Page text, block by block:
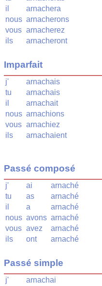
il
arnachera
nous arnacherons
vous arnacherez
ils
arnacheront
Imparfait
j'
arnachais
tu
arnachais
il
arnachait
nous arnachions
vous arnachiez
ils
arnachaient
Passé composé
j' ai
arnaché
tu
as
arnaché
il
a
arnaché
nous avons arnaché
vous avez
arnaché
ils
ont arnaché
Passé simple
j'
arnachai